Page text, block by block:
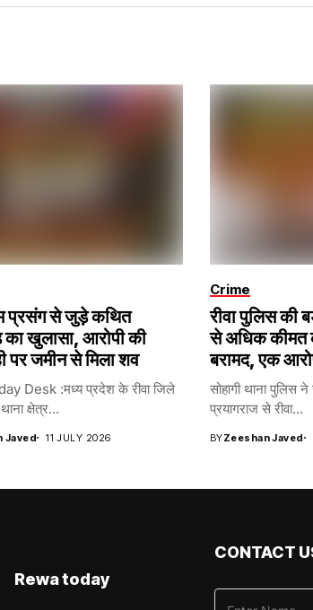
प्रसंग से जुड़े कथित
का खुलासा, आरोपी की
पर जमीन से मिला शव
Desk :मध्य प्रदेश के रीवा जिले
क्षेत्र...
Javed 11 JULY 2026
Crime
रीवा पुलिस की
से अधिक कीमत
बरामद, एक
सोहागी थाना पुलिस
प्रयागराज से रीवा...
BYZeeshan Javed
Rewa today
CONTACT